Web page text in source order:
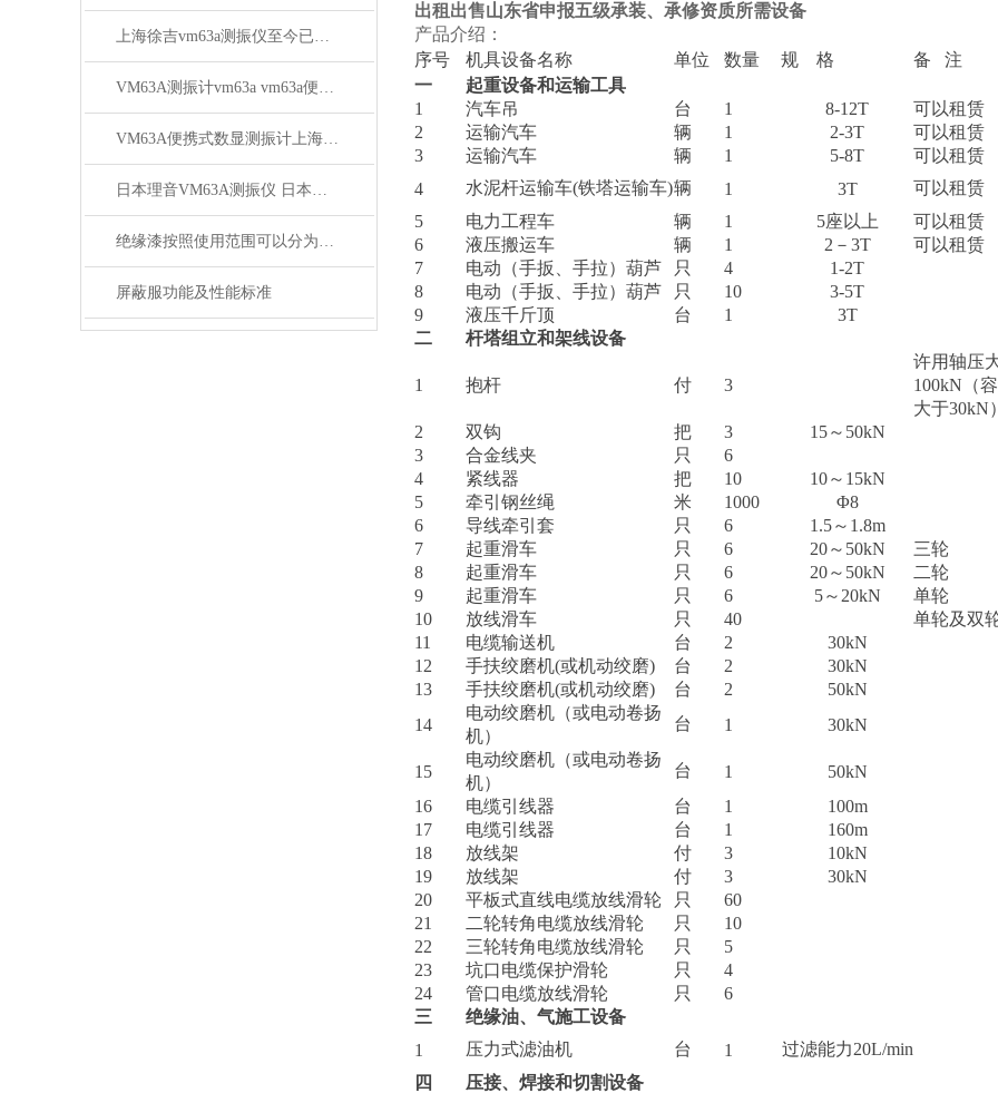
上海徐吉vm63a测振仪至今已销售300套
VM63A测振计vm63a vm63a便携式测振仪批发
VM63A便携式数显测振计上海徐吉电气
日本理音VM63A测振仪 日本理音VM63A测振仪*
绝缘漆按照使用范围可以分为哪几类
屏蔽服功能及性能标准
出租出售山东省申报五级承装、承修资质所需设备
产品介绍：
序号
机具设备名称 单位 数量 规 格
备 注
一
起重设备和运输工具
1
汽车吊 台 1 8-12T
可以租赁
2
运输汽车 辆 1 2-3T
可以租赁
3
运输汽车 辆 1 5-8T
可以租赁
4
水泥杆运输车(铁塔运输车)辆 1 3T
可以租赁
5
电力工程车 辆 1 5座以上
可以租赁
6
液压搬运车 辆 1 2－3T
可以租赁
7
电动（手扳、手拉）葫芦 只 4
1-2T
8
电动（手扳、手拉）葫芦 只 10
3-5T
9
液压千斤顶 台 1
3T
二
杆塔组立和架线设备
1 抱杆 付 3
许用轴压
100kN（
大于30kN）
2
双钩 把 3
15～50kN
3
合金线夹 只
6
4
紧线器 把 10
10～15kN
5
牵引钢丝绳 米 1000
Φ8
6
导线牵引套 只 6
1.5～1.8m
7
起重滑车 只 6 20～50kN
三轮
8
起重滑车 只 6 20～50kN
二轮
9
起重滑车 只 6 5～20kN
单轮
10
放线滑车 只 40
单轮及双
11
电缆输送机 台 2
30kN
12
手扶绞磨机(或机动绞磨) 台 2
30kN
13
手扶绞磨机(或机动绞磨) 台 2
50kN
14
电动绞磨机（或电动卷扬
机）
台 1 30kN
15
电动绞磨机（或电动卷扬
机）
台 1
50kN
16
电缆引线器 台 1
100m
17
电缆引线器 台 1
160m
18
放线架 付 3
10kN
19
放线架 付 3
30kN
20
平板式直线电缆放线滑轮 只
60
21
二轮转角电缆放线滑轮 只
10
22
三轮转角电缆放线滑轮 只
5
23
坑口电缆保护滑轮 只
4
24
管口电缆放线滑轮 只
6
三
绝缘油、气施工设备
1
压力式滤油机 台 1
过滤能力20L/min
四
压接、焊接和切割设备